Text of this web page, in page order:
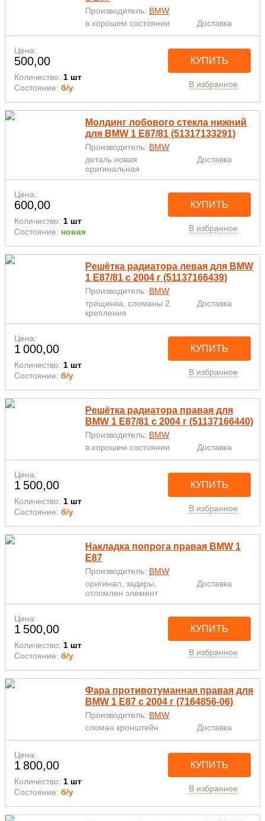
Производитель: BMW
в хорошем состоянии
Доставка
Цена:
500,00
Количество: 1 шт
Состояние: б/у
КУПИТЬ
В избранное
Молдинг лобового стекла нижний
для BMW 1 E87/81 (51317133291)
Производитель: BMW
деталь новая
оригинальная
Доставка
Цена:
600,00
Количество: 1 шт
Состояние: новая
КУПИТЬ
В избранное
Решётка радиатора левая для BMW
1 E87/81 с 2004 г (51137166439)
Производитель: BMW
трещинка, сломаны 2
крепления
Доставка
Цена:
1 000,00
Количество: 1 шт
Состояние: б/у
КУПИТЬ
В избранное
Решётка радиатора правая для
BMW 1 E87/81 с 2004 г (51137166440)
Производитель: BMW
в хорошем состоянии
Доставка
Цена:
1 500,00
Количество: 1 шт
Состояние: б/у
КУПИТЬ
В избранное
Накладка попрога правая BMW 1
E87
Производитель: BMW
оригинал, задиры,
отломлен элемент
Доставка
Цена:
1 500,00
Количество: 1 шт
Состояние: б/у
КУПИТЬ
В избранное
Фара противотуманная правая для
BMW 1 E87 с 2004 г (7164856-06)
Производитель: BMW
сломан кронштейн
Доставка
Цена:
1 800,00
Количество: 1 шт
Состояние: б/у
КУПИТЬ
В избранное